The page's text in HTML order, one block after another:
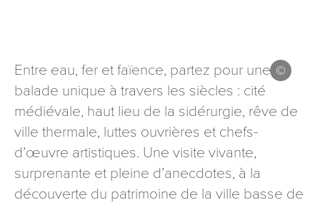
Entre eau, fer et faïence, partez pour une
balade unique à travers les siècles : cité
médiévale, haut lieu de la sidérurgie, rêve de
ville thermale, luttes ouvrières et chefs-
d’œuvre artistiques. Une visite vivante,
surprenante et pleine d’anecdotes, à la
découverte du patrimoine de la ville basse de
nécessaires au traitement de votre demande (sauf
mention contraire). Vous disposez d’un droit d’accès, de
rectification et d’opposition aux données vous concernant,
que vous pouvez exercer en adressant une demande par
courriel à tourisme@departement54.fr ou par courrier
signé accompagné de la copie d’un titre d’identité à
l’adresse suivante : Meurthe & Moselle Tourisme - 48
esplanade Jacques-Baudot CO 90019 54035 NANCY
cedex